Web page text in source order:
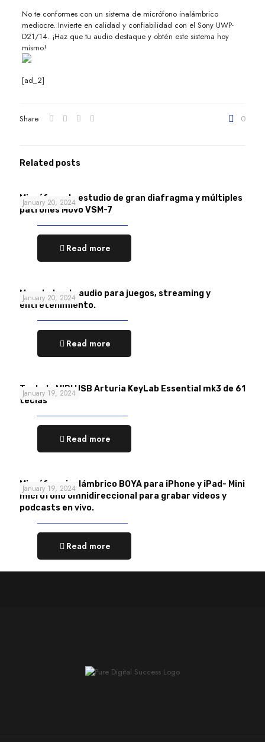
No te conformes con un sistema de micrófono inalámbrico
mediocre. Invierte en calidad y confiabilidad con el Sony UWP-
D21/14. ¡Haz que tu audio destaque y obtén este sistema hoy
mismo!
[ad_2]
Share 0
Related posts
January 20, 2024
Micrófono de estudio de gran diafragma y múltiples
patrones Movo VSM-7
Read more
January 20, 2024
Mezclador de audio para juegos, streaming y
entretenimiento.
Read more
January 19, 2024
Teclado MIDI USB Arturia KeyLab Essential mk3 de 61
teclas
Read more
January 19, 2024
Micrófono inalámbrico BOYA para iPhone y iPad- Mini
micrófono omnidireccional para grabar videos y
podcasts en vivo.
Read more